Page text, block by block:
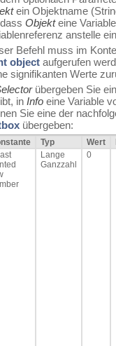
ein Objektname
Objekteine
anstelle
Befehl muss im
object aufgerufen
signifikanten Werte
übergeben Sie
in Info eine Variable
Sie eine der
übergeben:
Typ Wert
Lange
Ganzzahl
0